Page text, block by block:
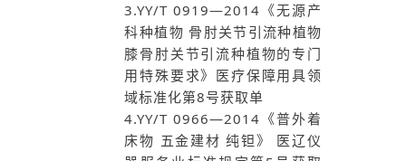
3.YY/T 0919—2014《无源产
科种植物 骨肘关节引流种植物
膝骨肘关节引流种植物的专门
用特殊要求》医疗保障用具领
域标准化第8号获取单
4.YY/T 0966—2014《普外着
床物 五金建材 纯钽》 医辽仪